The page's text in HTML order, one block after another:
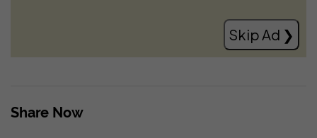
Skip Ad ❯
Share Now